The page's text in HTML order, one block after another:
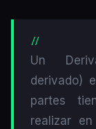
Un
derivado)
partes
realizar